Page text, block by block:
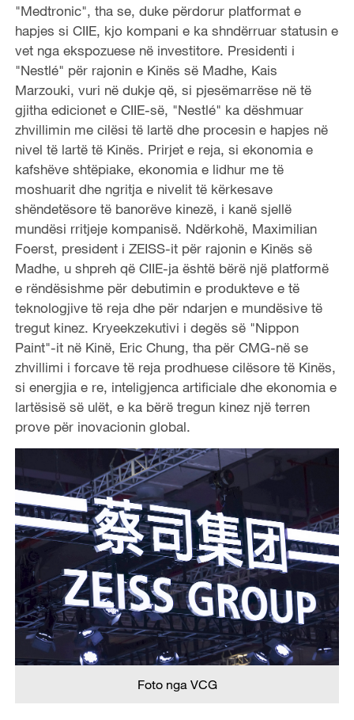
"Medtronic", tha se, duke përdorur platformat e
hapjes si CIIE, kjo kompani e ka shndërruar statusin e
vet nga ekspozuese në investitore. Presidenti i
"Nestlé" për rajonin e Kinës së Madhe, Kais
Marzouki, vuri në dukje që, si pjesëmarrëse në të
gjitha edicionet e CIIE-së, "Nestlé" ka dëshmuar
zhvillimin me cilësi të lartë dhe procesin e hapjes në
nivel të lartë të Kinës. Prirjet e reja, si ekonomia e
kafshëve shtëpiake, ekonomia e lidhur me të
moshuarit dhe ngritja e nivelit të kërkesave
shëndetësore të banorëve kinezë, i kanë sjellë
mundësi rritjeje kompanisë. Ndërkohë, Maximilian
Foerst, president i ZEISS-it për rajonin e Kinës së
Madhe, u shpreh që CIIE-ja është bërë një platformë
e rëndësishme për debutimin e produkteve e të
teknologjive të reja dhe për ndarjen e mundësive të
tregut kinez. Kryeekzekutivi i degës së "Nippon
Paint"-it në Kinë, Eric Chung, tha për CMG-në se
zhvillimi i forcave të reja prodhuese cilësore të Kinës,
si energjia e re, inteligjenca artificiale dhe ekonomia e
lartësisë së ulët, e ka bërë tregun kinez një terren
prove për inovacionin global.
Foto nga VCG